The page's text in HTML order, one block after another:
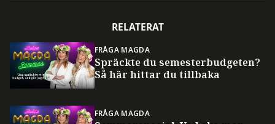
RELATERAT
FRÅGA MAGDA
Spräckte du semesterbudgeten?
Så här hittar du tillbaka
FRÅGA MAGDA